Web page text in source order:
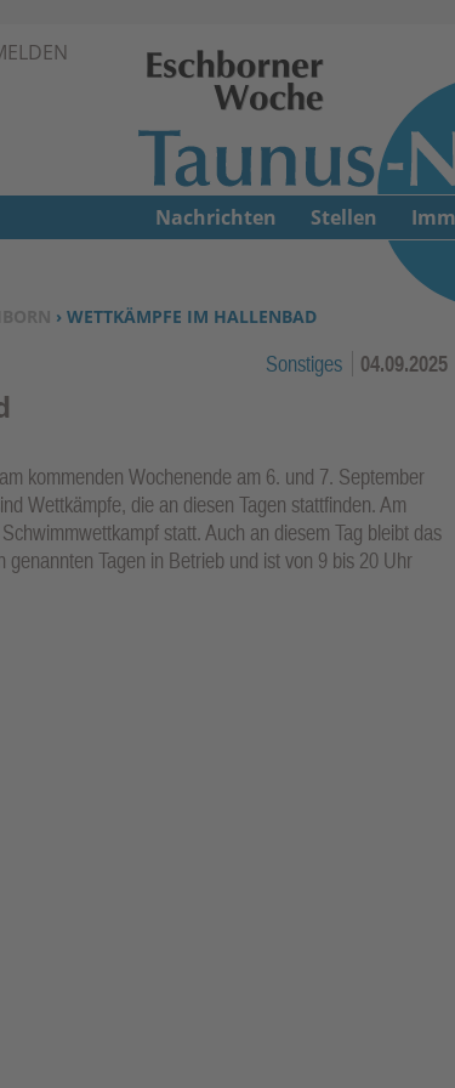
Zum Inhalt springen ↓
› WETTKÄMPFE IM HALLENBAD
Sonstiges 04.09.2025
kommenden Wochenende am 6. und 7. September
Wettkämpfe, die an diesen Tagen stattfinden. Am
statt. Auch an diesem Tag bleibt das
Tagen in Betrieb und ist von 9 bis 20 Uhr
Nachrichten Stellen